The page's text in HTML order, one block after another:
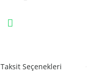
Taksit Seçenekleri